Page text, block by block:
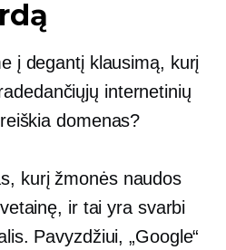
į degantį klausimą, kurį
internetinių
domenas?
kurį žmonės naudos
ir tai yra svarbi
Pavyzdžiui, „Google“